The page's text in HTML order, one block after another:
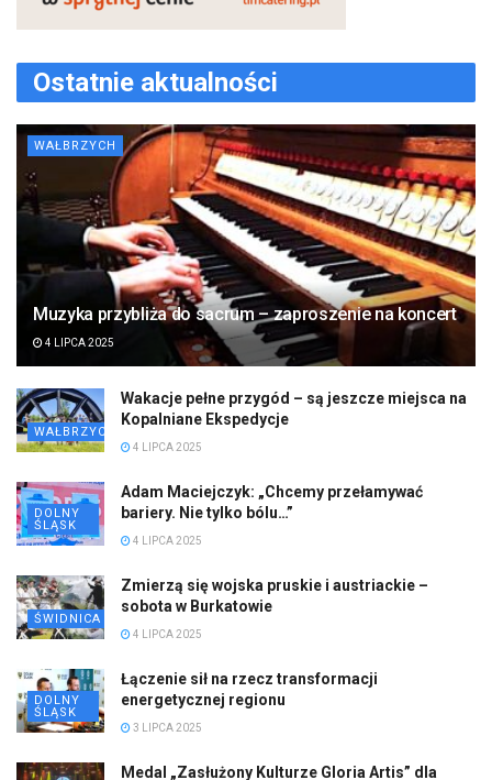
Ostatnie aktualności
WAŁBRZYCH
Muzyka przybliża do sacrum – zaproszenie na koncert
4 LIPCA 2025
WAŁBRZYCH
Wakacje pełne przygód – są jeszcze miejsca na
Kopalniane Ekspedycje
4 LIPCA 2025
DOLNY
ŚLĄSK
Adam Maciejczyk: „Chcemy przełamywać
bariery. Nie tylko bólu…”
4 LIPCA 2025
ŚWIDNICA
Zmierzą się wojska pruskie i austriackie –
sobota w Burkatowie
4 LIPCA 2025
DOLNY
ŚLĄSK
Łączenie sił na rzecz transformacji
energetycznej regionu
3 LIPCA 2025
Medal „Zasłużony Kulturze Gloria Artis” dla